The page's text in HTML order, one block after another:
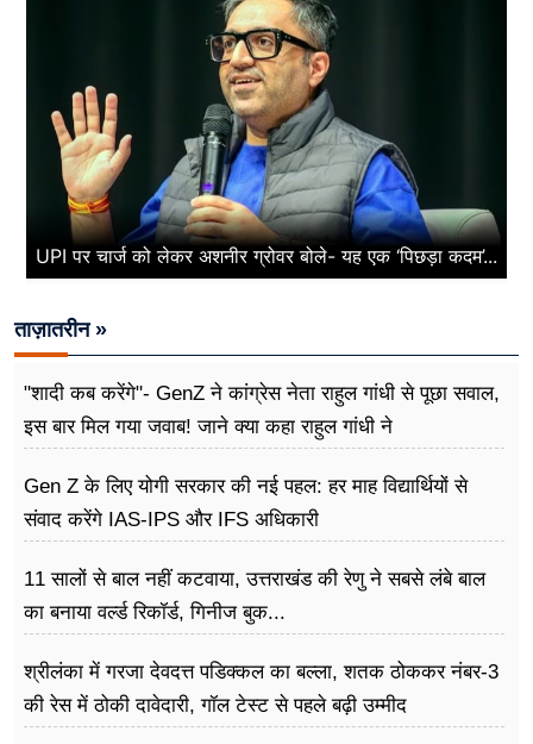
UPI पर चार्ज को लेकर अशनीर ग्रोवर बोले- यह एक ‘पिछड़ा कदम’...
ताज़ातरीन »
"शादी कब करेंगे"- GenZ ने कांग्रेस नेता राहुल गांधी से पूछा सवाल,
इस बार मिल गया जवाब! जाने क्या कहा राहुल गांधी ने
Gen Z के लिए योगी सरकार की नई पहल: हर माह विद्यार्थियों से
संवाद करेंगे IAS-IPS और IFS अधिकारी
11 सालों से बाल नहीं कटवाया, उत्तराखंड की रेणु ने सबसे लंबे बाल
का बनाया वर्ल्ड रिकॉर्ड, गिनीज बुक...
श्रीलंका में गरजा देवदत्त पडिक्कल का बल्ला, शतक ठोककर नंबर-3
की रेस में ठोकी दावेदारी, गॉल टेस्ट से पहले बढ़ी उम्मीद